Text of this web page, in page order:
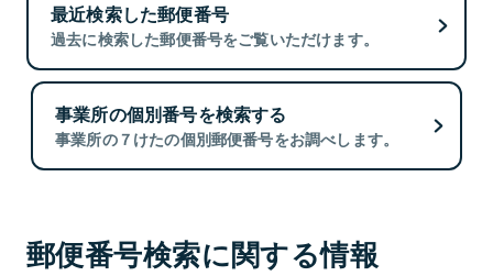
最近検索した郵便番号
過去に検索した郵便番号をご覧いただけます。
事業所の個別番号を検索する
事業所の７けたの個別郵便番号をお調べします。
郵便番号検索に関する情報